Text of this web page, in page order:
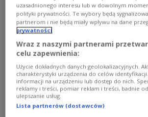
"Young adult - literackie disco polo
czytelniczych serc?" - to hasło
odbyła się w Czwórce. Uczestniczące
autor opowiadali o swoich
ekspertki i publiczność zastanawiali
życie nastoletnich czytelniczek(-ków)
młodzieżowa.
Zobacz więcej na temat:Czwórka literatura
young adult
powieść nastolatki młodzież
Justyna Dżbik-Kluge
Kamila Drężęk Magdalena Pioruńska
Marta Łabęcka
Angelika Łabuda
uzasadnionego interesu lub w dowolnym
polityki prywatności. Te wybory będą
partnerom i nie będą miały wpływu na dane
prywatności
Wraz z naszymi partnerami
celu zapewnienia:
Użycie dokładnych danych geolokalizacyjnych.
charakterystyki urządzenia do celów
informacji na urządzeniu lub dostęp do nich.
reklamy i treści, pomiar reklam i treści, badnie
ulepszanie usług.
Lista partnerów (dostawców)